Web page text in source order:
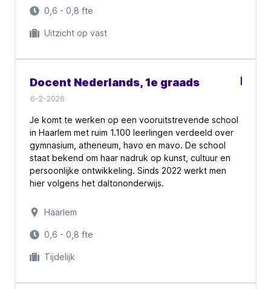
Wat direct opvalt, is de warme sfeer en de open
nieuwe medewerkers worden goed begeleid, en je
om te blijven leren.
De school is uitstekend bereikbaar, op loopafstand
van het NS-station, en biedt medewerkers goede
en volop aandacht voor vitaliteit en balans.
Kortom: een fijne, moderne school waar je
samenwerkt met betrokken collega’s en bijdraagt
aan het toekomstperspectief van ruim 2.500
leerlingen.
0,6 - 0,8 fte
Uitzicht op vast
Docent Nederlands, 1e graads
6-2-2026
Je komt te werken op een vooruitstrevende school
in Haarlem met ruim 1.100 leerlingen verdeeld over
gymnasium, atheneum, havo en mavo. De school
staat bekend om haar nadruk op kunst, cultuur en
persoonlijke ontwikkeling. Sinds 2022 werkt men
hier volgens het daltononderwijs.
Het gebouw ademt rust en ruimte – letterlijk en
een geliefde plek voor studie én inspiratie.
centraal, zowel voor leerlingen als voor
Haarlem
0,6 - 0,8 fte
Tijdelijk